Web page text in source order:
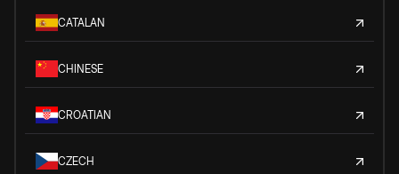
CATALAN
CHINESE
CROATIAN
CZECH